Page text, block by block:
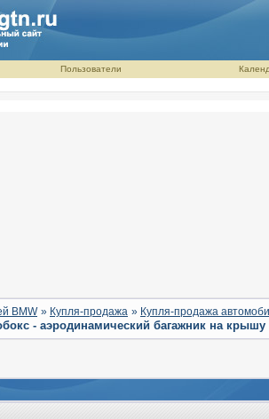
Пользователи
BMW » Купля-продажа » Купля-продажа
- аэродинамический багажник на крышу